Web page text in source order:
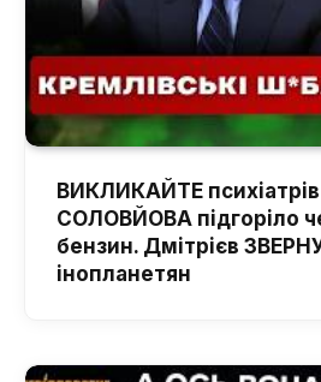
ВИКЛИКАЙТЕ
СОЛОВЙОВА підгоріло
бензин. Дмітрієв
інопланетян